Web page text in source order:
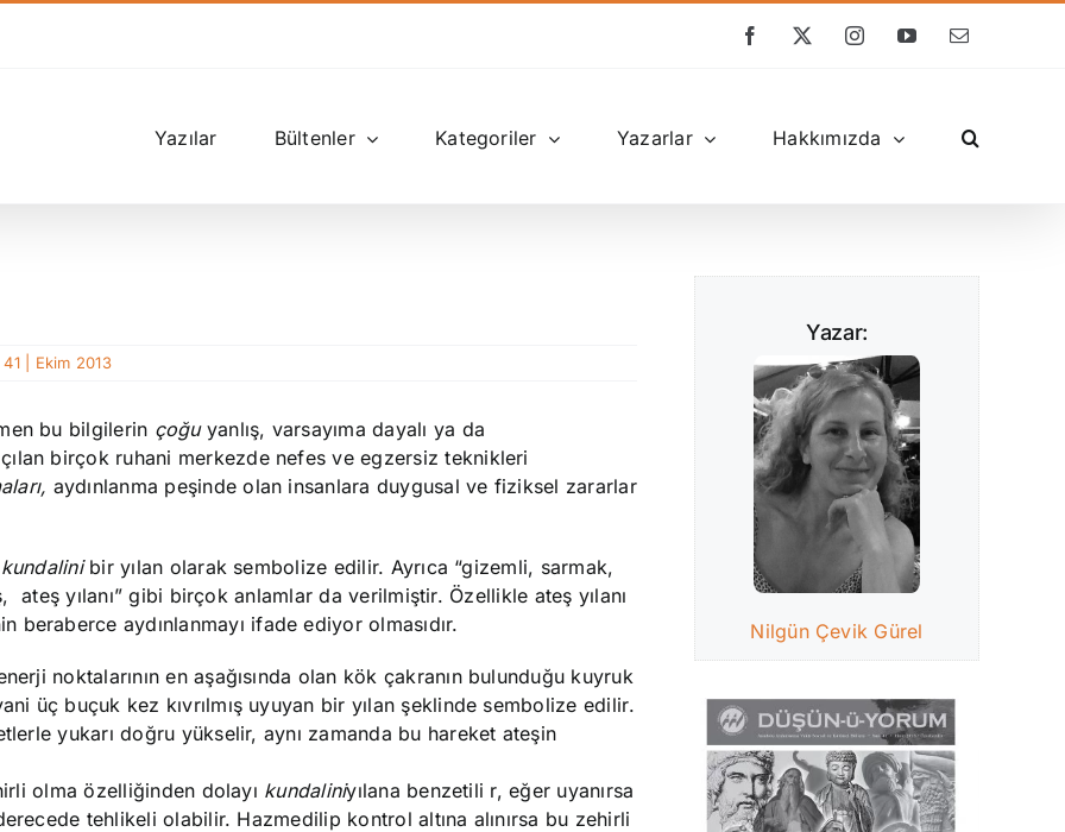
Facebook
X InstagramYouTube
E-
Yazılar Bültenler Kategoriler Yazarlar Hakkımızda
41 | Ekim 2013
bu bilgilerin çoğu yanlış, varsayıma dayalı ya da
birçok ruhani merkezde nefes ve egzersiz teknikleri
aydınlanma peşinde olan insanlara duygusal ve fiziksel zararlar
kundalinibir yılan olarak sembolize edilir. Ayrıca “gizemli, sarmak,
ateş yılanı” gibi birçok anlamlar da verilmiştir. Özellikle ateş yılanı
beraberce aydınlanmayı ifade ediyor olmasıdır.
noktalarının en aşağısında olan kök çakranın bulunduğu kuyruk
üç buçuk kez kıvrılmış uyuyan bir yılan şeklinde sembolize edilir.
yukarı doğru yükselir, aynı zamanda bu hareket ateşin
olma özelliğinden dolayı kundalini
r, eğer uyanırsa
tehlikeli olabilir. Hazmedilip kontrol altına alınırsa bu zehirli
Yazar:
Nilgün Çevik Gürel